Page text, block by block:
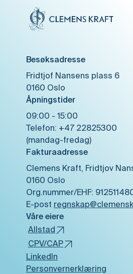
Besøksadresse
Fridtjof Nansens plass 6
0160 Oslo
Åpningstider
09:00 - 15:00
Telefon: ​​+47 22825300
(mandag-fredag)
Fakturaadresse
Clemens Kraft, Fridtjov
0160 Oslo
Org.nummer/EHF:
E-post
Våre eiere
Allstad
CPV/CAP
LinkedIn
Personvernerklæring